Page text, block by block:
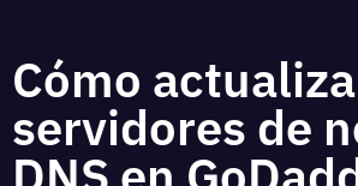
Cómo
servidores de